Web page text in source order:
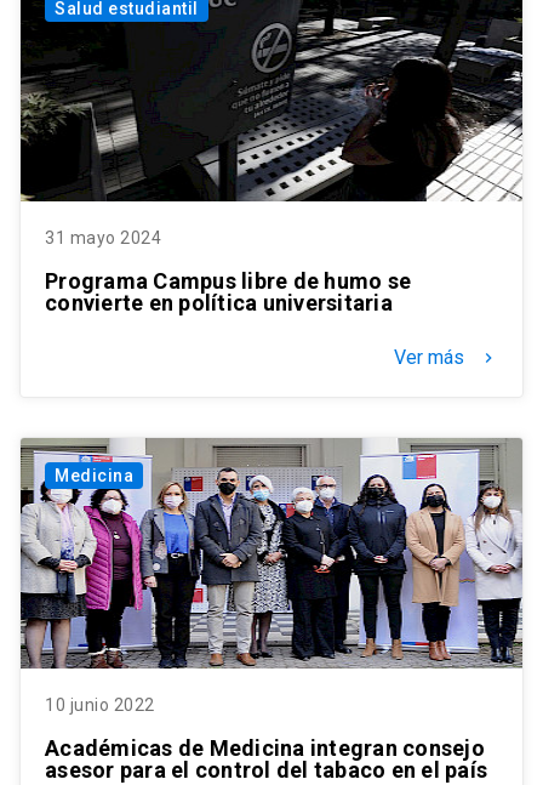
Salud estudiantil
31 mayo 2024
Programa Campus libre de humo se
convierte en política universitaria
Ver más keyboard_arrow_right
Medicina
10 junio 2022
Académicas de Medicina integran consejo
asesor para el control del tabaco en el país